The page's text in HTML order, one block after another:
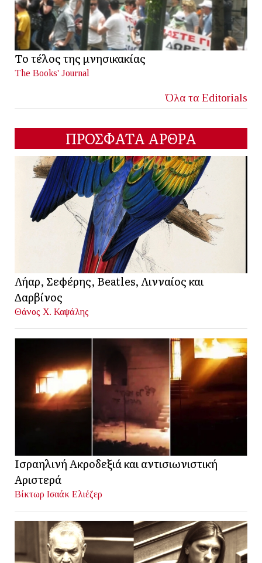
Το τέλος της μνησικακίας
The Books' Journal
Όλα τα Editorials
ΠΡΟΣΦΑΤΑ ΑΡΘΡΑ
Λήαρ, Σεφέρης, Beatles, Λινναίος και
Δαρβίνος
Θάνος Χ. Καψάλης
Ισραηλινή Ακροδεξιά και αντισιωνιστική
Αριστερά
Βίκτωρ Ισαάκ Ελιέζερ